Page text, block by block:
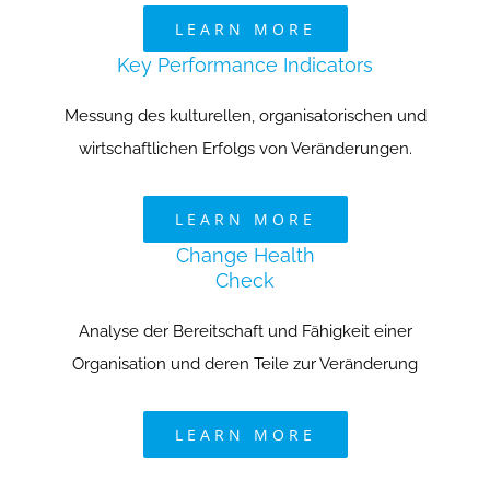
LEARN MORE
Key Performance Indicators
Messung des kulturellen, organisatorischen und
wirtschaftlichen Erfolgs von Veränderungen.
LEARN MORE
Change Health
Check
Analyse der Bereitschaft und Fähigkeit einer
Organisation und deren Teile zur Veränderung
LEARN MORE